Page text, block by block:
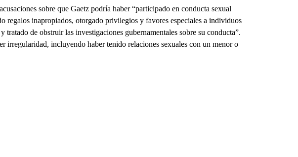
sobre que Gaetz podría haber “participado en conducta sexual
regalos inapropiados, otorgado privilegios y favores especiales a individuos
tratado de obstruir las investigaciones gubernamentales sobre su conducta”.
irregularidad, incluyendo haber tenido relaciones sexuales con un menor o